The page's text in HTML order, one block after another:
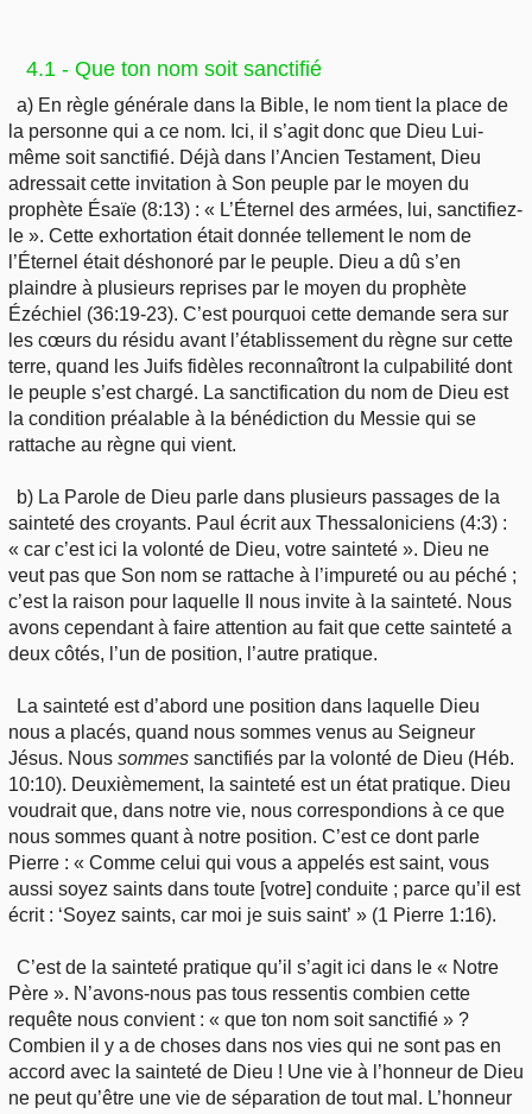
4.1 - Que ton nom soit sanctifié
a) En règle générale dans la Bible, le nom tient la place de
la personne qui a ce nom. Ici, il s’agit donc que Dieu Lui-
même soit sanctifié. Déjà dans l’Ancien Testament, Dieu
adressait cette invitation à Son peuple par le moyen du
prophète Ésaïe (8:13) : « L’Éternel des armées, lui, sanctifiez-
le ». Cette exhortation était donnée tellement le nom de
l’Éternel était déshonoré par le peuple. Dieu a dû s’en
plaindre à plusieurs reprises par le moyen du prophète
Ézéchiel (36:19-23). C’est pourquoi cette demande sera sur
les cœurs du résidu avant l’établissement du règne sur cette
terre, quand les Juifs fidèles reconnaîtront la culpabilité dont
le peuple s’est chargé. La sanctification du nom de Dieu est
la condition préalable à la bénédiction du Messie qui se
rattache au règne qui vient.
b) La Parole de Dieu parle dans plusieurs passages de la
sainteté des croyants. Paul écrit aux Thessaloniciens (4:3) :
« car c’est ici la volonté de Dieu, votre sainteté ». Dieu ne
veut pas que Son nom se rattache à l’impureté ou au péché ;
c’est la raison pour laquelle Il nous invite à la sainteté. Nous
avons cependant à faire attention au fait que cette sainteté a
deux côtés, l’un de position, l’autre pratique.
La sainteté est d’abord une position dans laquelle Dieu
nous a placés, quand nous sommes venus au Seigneur
Jésus. Nous sommes sanctifiés par la volonté de Dieu (Héb.
10:10). Deuxièmement, la sainteté est un état pratique. Dieu
voudrait que, dans notre vie, nous correspondions à ce que
nous sommes quant à notre position. C’est ce dont parle
Pierre : « Comme celui qui vous a appelés est saint, vous
aussi soyez saints dans toute [votre] conduite ; parce qu’il est
écrit : ‘Soyez saints, car moi je suis saint’ » (1 Pierre 1:16).
C’est de la sainteté pratique qu’il s’agit ici dans le « Notre
Père ». N’avons-nous pas tous ressentis combien cette
requête nous convient : « que ton nom soit sanctifié » ?
Combien il y a de choses dans nos vies qui ne sont pas en
accord avec la sainteté de Dieu ! Une vie à l’honneur de Dieu
ne peut qu’être une vie de séparation de tout mal. L’honneur